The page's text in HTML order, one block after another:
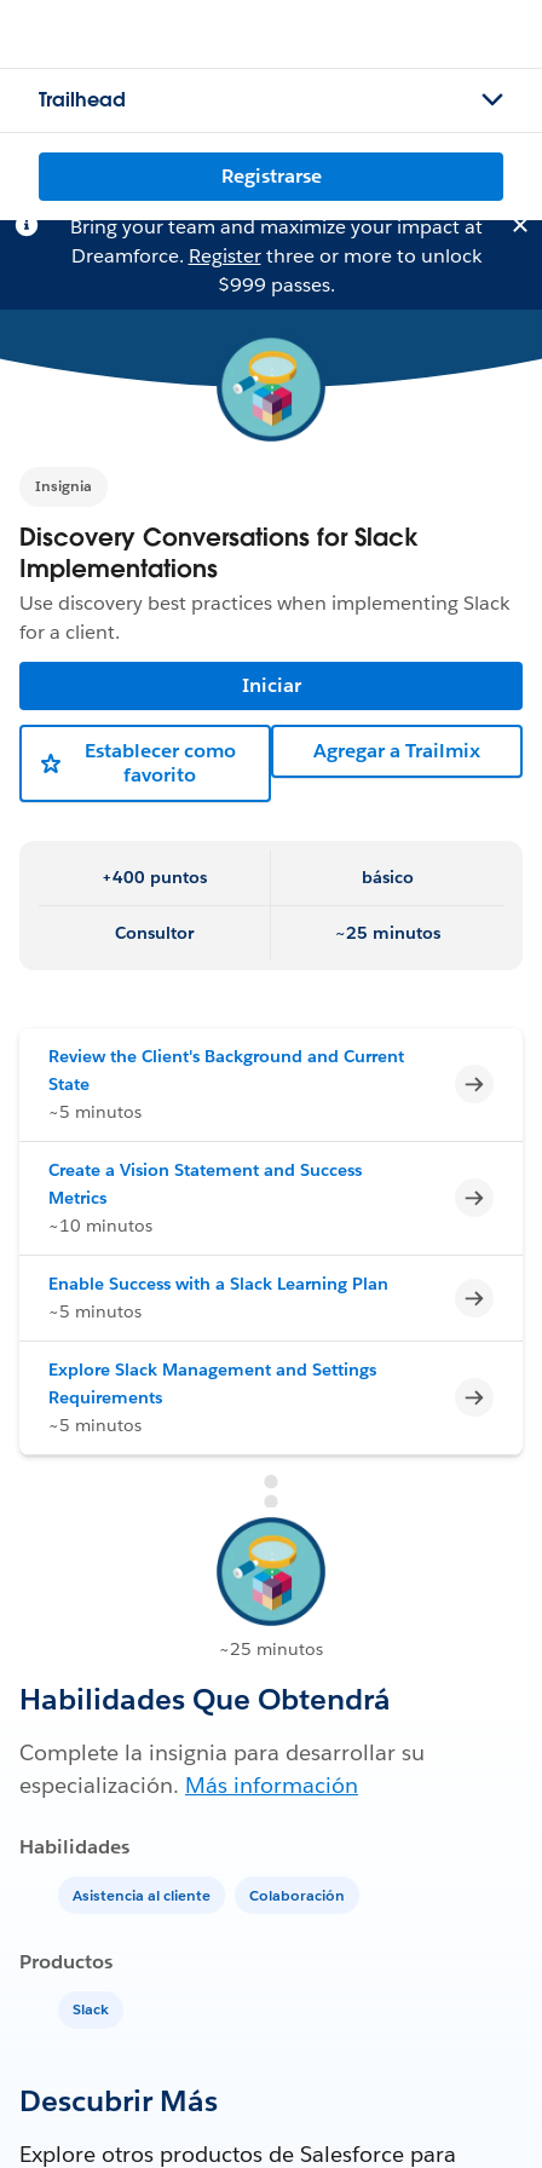
Trailhead
Registrarse
Bring your team and maximize your impact at
Dreamforce. Registerthree or more to unlock
$999 passes.
Insignia
Discovery Conversations for Slack
Implementations
Use discovery best practices when implementing Slack
for a client.
Iniciar
Establecer como
favorito
Agregar a Trailmix
+400 puntos básico
Consultor ~25 minutos
Review the Client's Background and Current
State
~5 minutos
Create a Vision Statement and Success
Metrics
~10 minutos
Enable Success with a Slack Learning Plan
~5 minutos
Explore Slack Management and Settings
Requirements
~5 minutos
~25 minutos
Habilidades Que Obtendrá
Complete la insignia para desarrollar su
especialización. Más información
Habilidades
Asistencia al cliente Colaboración
Productos
Slack
Descubrir Más
Explore otros productos de Salesforce para